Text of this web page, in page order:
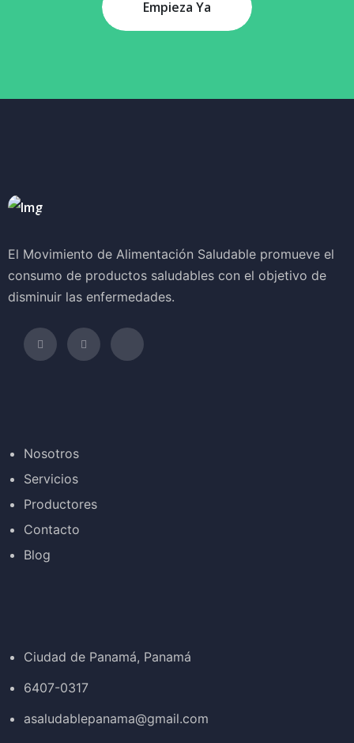
Empieza Ya
El Movimiento de Alimentación Saludable promueve el
consumo de productos saludables con el objetivo de
disminuir las enfermedades.
Nosotros
Servicios
Productores
Contacto
Blog
Ciudad de Panamá, Panamá
6407-0317
asaludablepanama@gmail.com